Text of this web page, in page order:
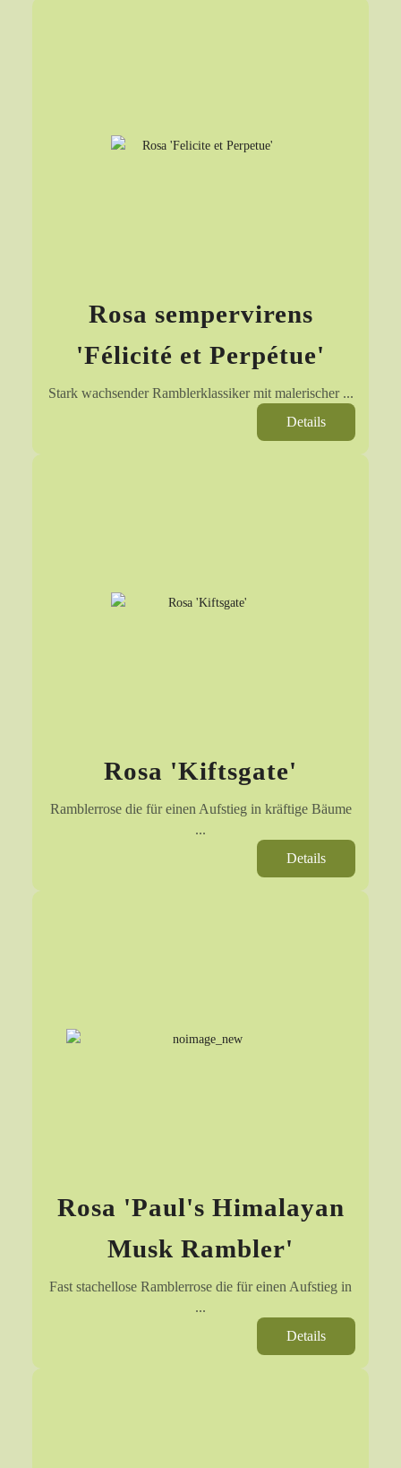
Rosa sempervirens
'Félicité et Perpétue'
Stark wachsender Ramblerklassiker mit malerischer ...
Details
Rosa 'Kiftsgate'
Ramblerrose die für einen Aufstieg in kräftige Bäume
...
Details
Rosa 'Paul's Himalayan
Musk Rambler'
Fast stachellose Ramblerrose die für einen Aufstieg in
...
Details